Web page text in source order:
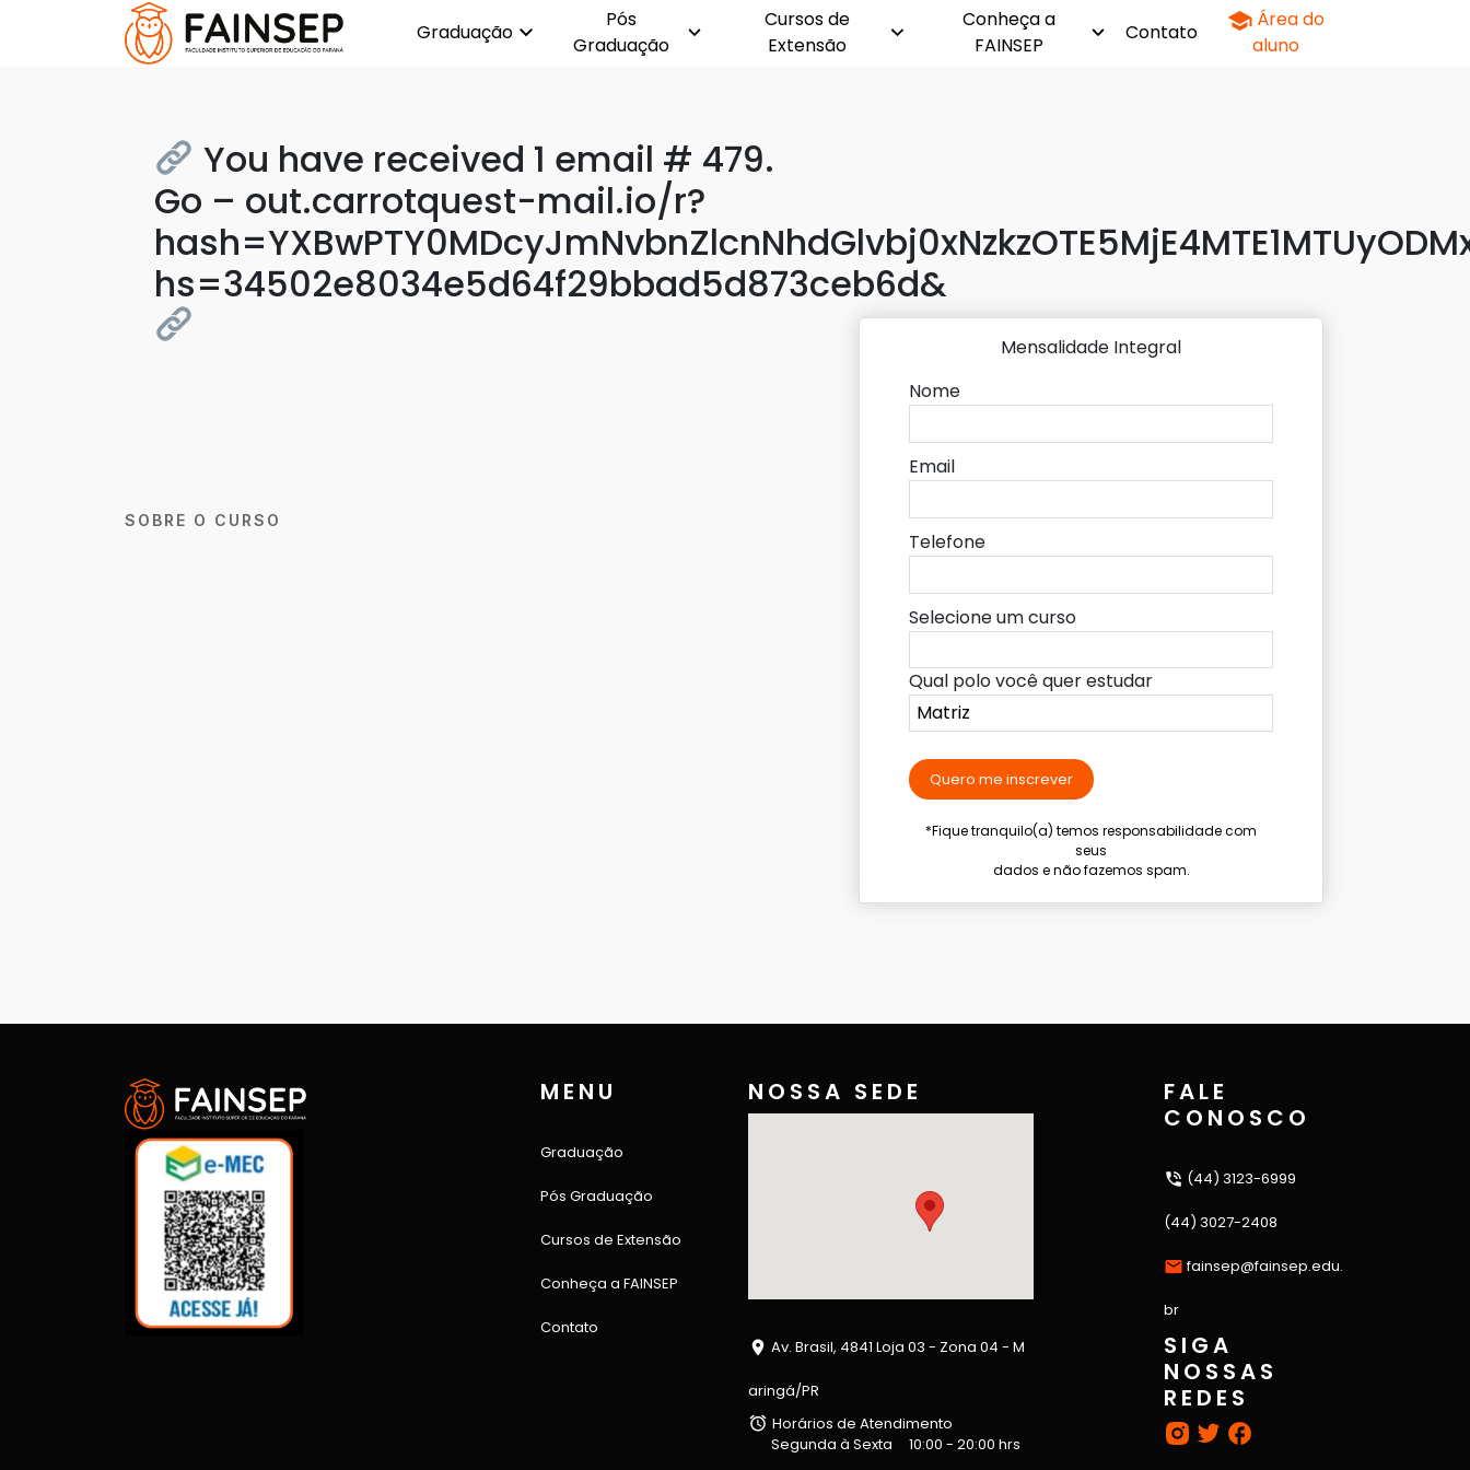
Graduação
Pós
Graduação
Cursos de
Extensão
Conheça a
FAINSEP
Contato
Área do
aluno
You have received 1 email # 479.
Go – out.carrotquest-mail.io/r?
hs=34502e8034e5d64f29bbad5d873ceb6d&
SOBRE O CURSO
Mensalidade Integral
Nome
Email
Telefone
Selecione um curso
Qual polo você quer estudar
Quero me inscrever
*Fique tranquilo(a) temos responsabilidade com
seus
dados e não fazemos spam.
MENU
Graduação
Pós Graduação
Cursos de Extensão
Conheça a FAINSEP
Contato
NOSSA SEDE
Av. Brasil, 4841 Loja 03 - Zona 04 - M
aringá/PR
Horários de Atendimento
Segunda à Sexta
10:00 - 20:00 hrs
FALE
CONOSCO
(44) 3123-6999
(44) 3027-2408
fainsep@fainsep.edu.
br
SIGA
NOSSAS
REDES